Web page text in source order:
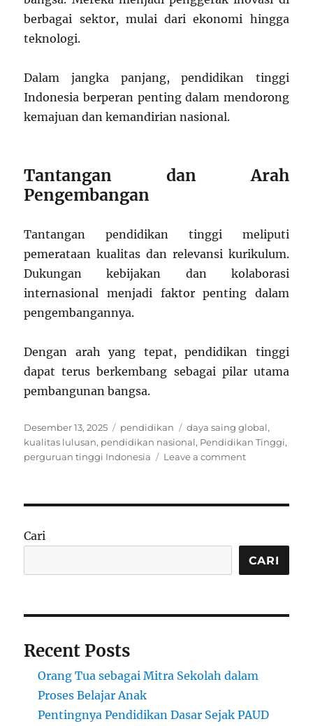
berbagai sektor, mulai dari ekonomi hingga
teknologi.
Dalam jangka panjang, pendidikan tinggi
Indonesia berperan penting dalam mendorong
kemajuan dan kemandirian nasional.
Tantangan dan Arah
Pengembangan
Tantangan pendidikan tinggi meliputi
pemerataan kualitas dan relevansi kurikulum.
Dukungan kebijakan dan kolaborasi
internasional menjadi faktor penting dalam
pengembangannya.
Dengan arah yang tepat, pendidikan tinggi
dapat terus berkembang sebagai pilar utama
pembangunan bangsa.
Posted
on
Desember 13, 2025 Categories
pendidikan Tags
daya saing global,
kualitas lulusan, pendidikan nasional, Pendidikan Tinggi,
perguruan tinggi Indonesia
Leave a commenton
Tantangan
Global
Cari
CARI
Recent Posts
Orang Tua sebagai Mitra Sekolah dalam
Proses Belajar Anak
Pentingnya Pendidikan Dasar Sejak PAUD